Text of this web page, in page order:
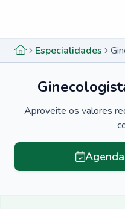
Especialidades
Aproveite os valores